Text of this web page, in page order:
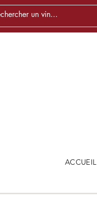
ACCUEIL